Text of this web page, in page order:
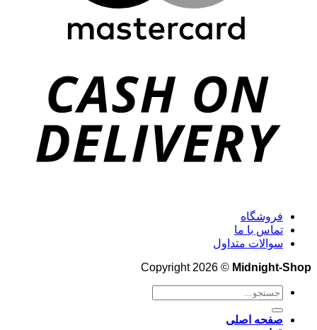
فروشگاه
تماس با ما
سوالات متداول
Copyright 2026 © Midnight-Shop
جستجو
صفحه اصلی